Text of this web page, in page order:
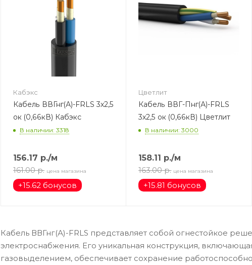
Кабэкс
Кабель ВВГнг(А)-FRLS 3х2,5
ок (0,66кВ) Кабэкс
В наличии: 3318
156.17 р./м
161.00 р. цена магазина
+15.62 бонусов
Цветлит
Кабель ВВГ-Пнг(А)-FRLS
3х2,5 ок (0,66кВ) Цветлит
В наличии: 3000
158.11 р./м
163.00 р. цена магазина
+15.81 бонусов
Кабель ВВГнг(А)-FRLS представляет собой огнестойкое
электроснабжения. Его уникальная конструкция,
газовыделением, обеспечивает сохранение